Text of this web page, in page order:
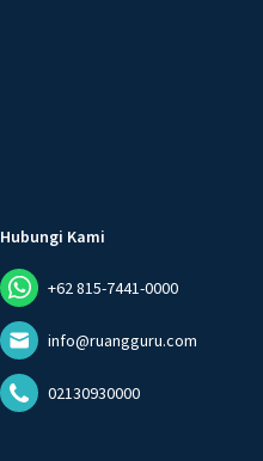
Hubungi Kami
+62 815-7441-0000
info@ruangguru.com
02130930000